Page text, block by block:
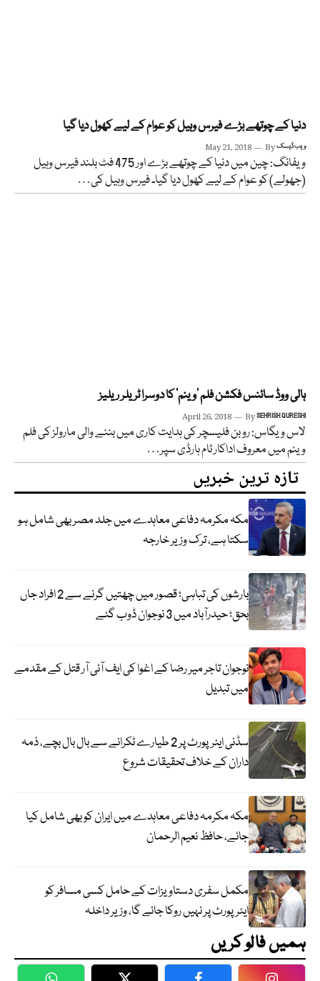
دنیا کے چوتھے بڑے فیرس وہیل کو عوام کے لیے کھول دیا گیا
May 21, 2018 Byویب ڈیسک
ویفانگ: چین میں دنیا کے چوتھے بڑے اور 475 فٹ بلند فیرس وہیل
(جھولے) کو عوام کے لیے کھول دیا گیا۔ فیرس وہیل کی…
ہالی ووڈ سائنس فکشن فلم ‘وینم’ کا دوسرا ٹریلر ریلیز
April 26, 2018 BySEHRISH QURESHI
لاس ویگاس: روبن فلیسچر کی ہدایت کاری میں بننے والی مارولز کی فلم
وینم میں معروف اداکار ٹام ہارڈی سپر…
تازہ ترین خبریں
مکہ مکرمہ دفاعی معاہدے میں جلد مصر بھی شامل ہو
سکتا ہے، ترک وزیر خارجہ
بارشوں کی تباہی؛ قصور میں چھتیں گرنے سے 2 افراد جاں
بحق؛ حیدرآباد میں 3 نوجوان ڈوب گئے
نوجوان تاجر میر رضا کے اغوا کی ایف آئی آر قتل کے مقدمے
میں تبدیل
سڈنی ایئرپورٹ پر 2 طیارے ٹکرانے سے بال بال بچے، ذمہ
داران کے خلاف تحقیقات شروع
مکہ مکرمہ دفاعی معاہدے میں ایران کو بھی شامل کیا
جائے، حافظ نعیم الرحمان
مکمل سفری دستاویزات کے حامل کسی مسافر کو
ایئرپورٹ پر نہیں روکا جائے گا، وزیر داخلہ
ہمیں فالو کریں